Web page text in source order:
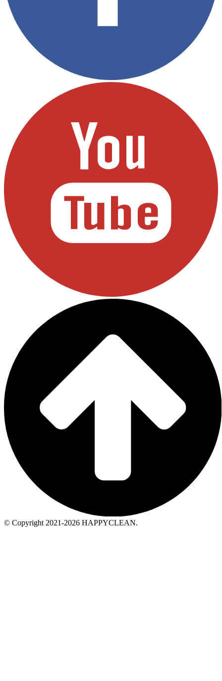
© Copyright 2021-2026 HAPPYCLEAN.